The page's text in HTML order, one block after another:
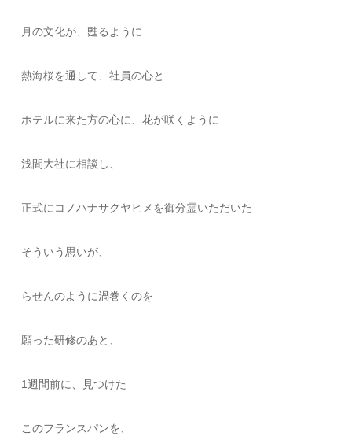
月の文化が、甦るように
熱海桜を通して、社員の心と
ホテルに来た方の心に、花が咲くように
浅間大社に相談し、
正式にコノハナサクヤヒメを御分霊いただいた
そういう思いが、
らせんのように渦巻くのを
願った研修のあと、
1週間前に、見つけた
このフランスパンを、